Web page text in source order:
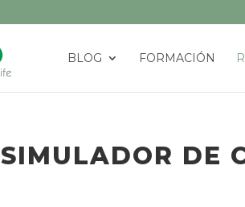
BLOG FORMACIÓN
SIMULADOR DE